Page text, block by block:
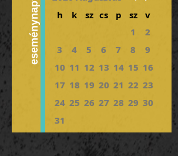
eseménynaptár
h
k sz cs p sz
v
1
2
3
4 5 6 7 8
9
10 11 12 13 14 15 16
17 18 19 20 21 22 23
24 25 26 27 28 29 30
31